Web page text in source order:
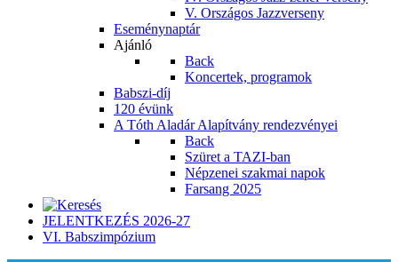
V. Országos Jazzverseny
Eseménynaptár
Ajánló
Back
Koncertek, programok
Babszi-díj
120 évünk
A Tóth Aladár Alapítvány rendezvényei
Back
Szüret a TAZI-ban
Népzenei szakmai napok
Farsang 2025
JELENTKEZÉS 2026-27
VI. Babszimpózium